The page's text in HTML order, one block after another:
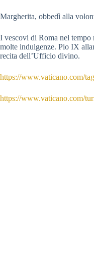
Margherita, obbedì alla
I vescovi di Roma nel tempo
molte indulgenze. Pio IX
recita dell’Ufficio divino.
https://www.vaticano.com/
https://www.vaticano.com/